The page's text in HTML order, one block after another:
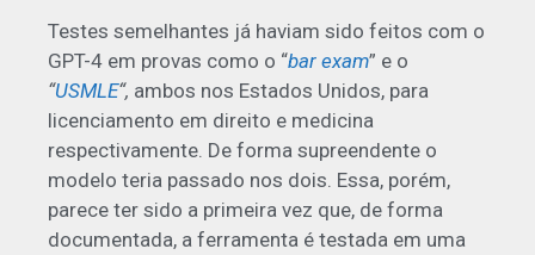
Testes semelhantes já haviam sido feitos com o
GPT-4 em provas como o “bar exam” e o
“USMLE“, ambos nos Estados Unidos, para
licenciamento em direito e medicina
respectivamente. De forma supreendente o
modelo teria passado nos dois. Essa, porém,
parece ter sido a primeira vez que, de forma
documentada, a ferramenta é testada em uma